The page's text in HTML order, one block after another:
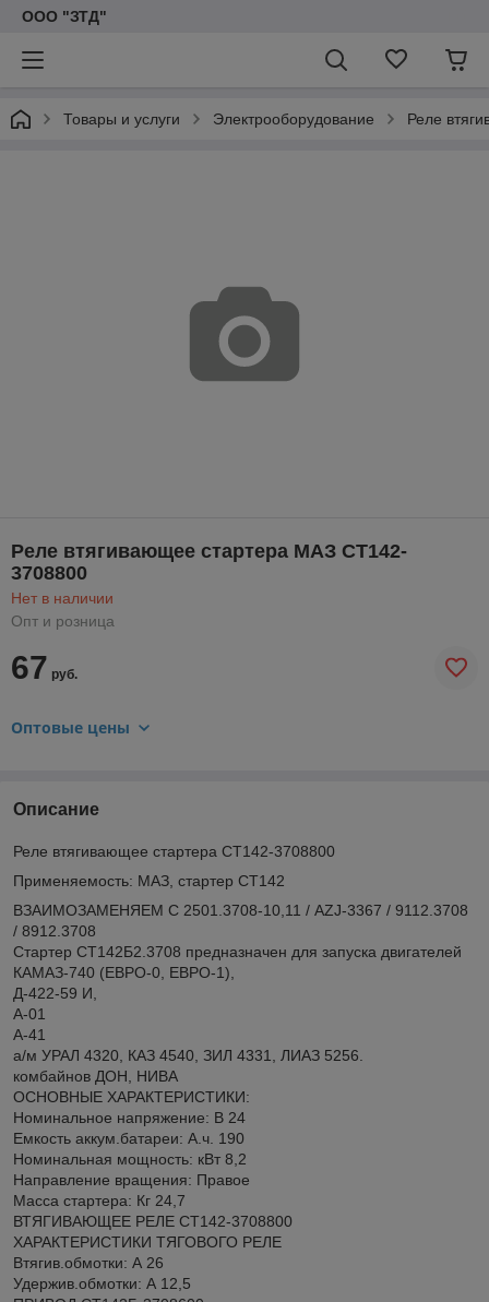
ООО "ЗТД"
Товары и услуги Электрооборудование Реле
Реле втягивающее стартера МАЗ СТ142-
3708800
Нет в наличии
Опт и розница
67 руб.
Оптовые цены
Описание
Реле втягивающее стартера СТ142-3708800
Применяемость: МАЗ, стартер СТ142
ВЗАИМОЗАМЕНЯЕМ С 2501.3708-10,11 / AZJ-3367 / 9112.3708
/ 8912.3708
Стартер СТ142Б2.3708 предназначен для запуска двигателей
КАМАЗ-740 (ЕВРО-0, ЕВРО-1),
Д-422-59 И,
А-01
А-41
а/м УРАЛ 4320, КАЗ 4540, ЗИЛ 4331, ЛИАЗ 5256.
комбайнов ДОН, НИВА
ОСНОВНЫЕ ХАРАКТЕРИСТИКИ:
Номинальное напряжение: В 24
Емкость аккум.батареи: А.ч. 190
Номинальная мощность: кВт 8,2
Направление вращения: Правое
Масса стартера: Кг 24,7
ВТЯГИВАЮЩЕЕ РЕЛЕ СТ142-3708800
ХАРАКТЕРИСТИКИ ТЯГОВОГО РЕЛЕ
Втягив.обмотки: А 26
Удержив.обмотки: А 12,5